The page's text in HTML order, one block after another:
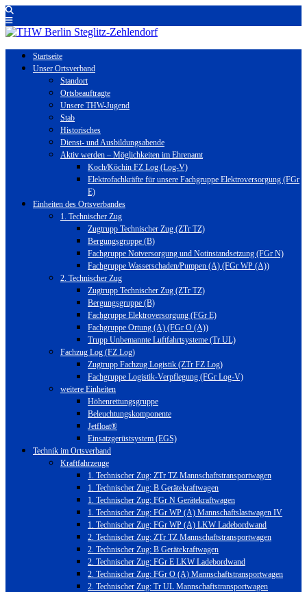
Startseite
Unser Ortsverband
Standort
Ortsbeauftragte
Unsere THW-Jugend
Stab
Historisches
Dienst- und Ausbildungsabende
Aktiv werden – Möglichkeiten im Ehrenamt
Koch/Köchin FZ Log (Log-V)
Elektrofachkräfte für unsere Fachgruppe Elektroversorgung (FGr
E)
Einheiten des Ortsverbandes
1. Technischer Zug
Zugtrupp Technischer Zug (ZTr TZ)
Bergungsgruppe (B)
Fachgruppe Notversorgung und Notinstandsetzung (FGr N)
Fachgruppe Wasserschaden/Pumpen (A) (FGr WP (A))
2. Technischer Zug
Zugtrupp Technischer Zug (ZTr TZ)
Bergungsgruppe (B)
Fachgruppe Elektroversorgung (FGr E)
Fachgruppe Ortung (A) (FGr O (A))
Trupp Unbemannte Luftfahrtsysteme (Tr UL)
Fachzug Log (FZ Log)
Zugtrupp Fachzug Logistik (ZTr FZ Log)
Fachgruppe Logistik-Verpflegung (FGr Log-V)
weitere Einheiten
Höhenrettungsgruppe
Beleuchtungskomponente
Jetfloat®
Einsatzgerüstsystem (EGS)
Technik im Ortsverband
Kraftfahrzeuge
1. Technischer Zug: ZTr TZ Mannschaftstransportwagen
1. Technischer Zug: B Gerätekraftwagen
1. Technischer Zug: FGr N Gerätekraftwagen
1. Technischer Zug: FGr WP (A) Mannschaftslastwagen IV
1. Technischer Zug: FGr WP (A) LKW Ladebordwand
2. Technischer Zug: ZTr TZ Mannschaftstransportwagen
2. Technischer Zug: B Gerätekraftwagen
2. Technischer Zug: FGr E LKW Ladebordwand
2. Technischer Zug: FGr O (A) Mannschaftstransportwagen
2. Technischer Zug: Tr UL Mannschaftstransportwagen